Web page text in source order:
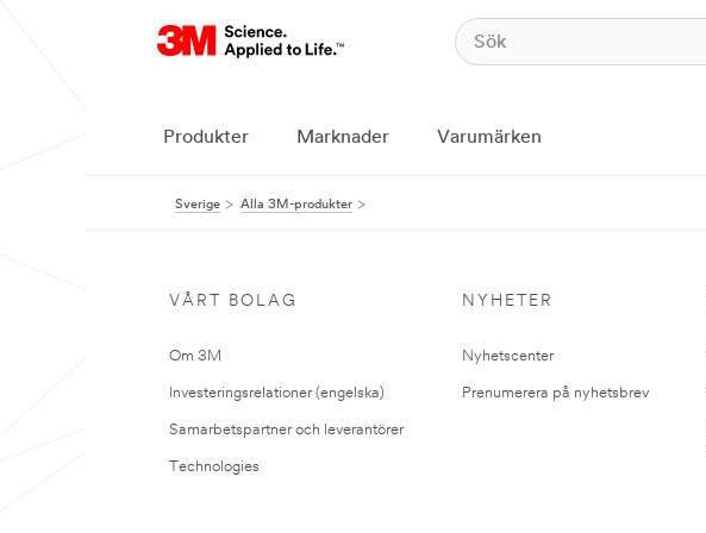
Produkter Marknader Varumärken
Sverige Alla 3M-produkter
VÅRT BOLAG
Om 3M
Investeringsrelationer (engelska)
Samarbetspartner och leverantörer
Technologies
NYHETER
Nyhetscenter
Prenumerera på nyhetsbrev